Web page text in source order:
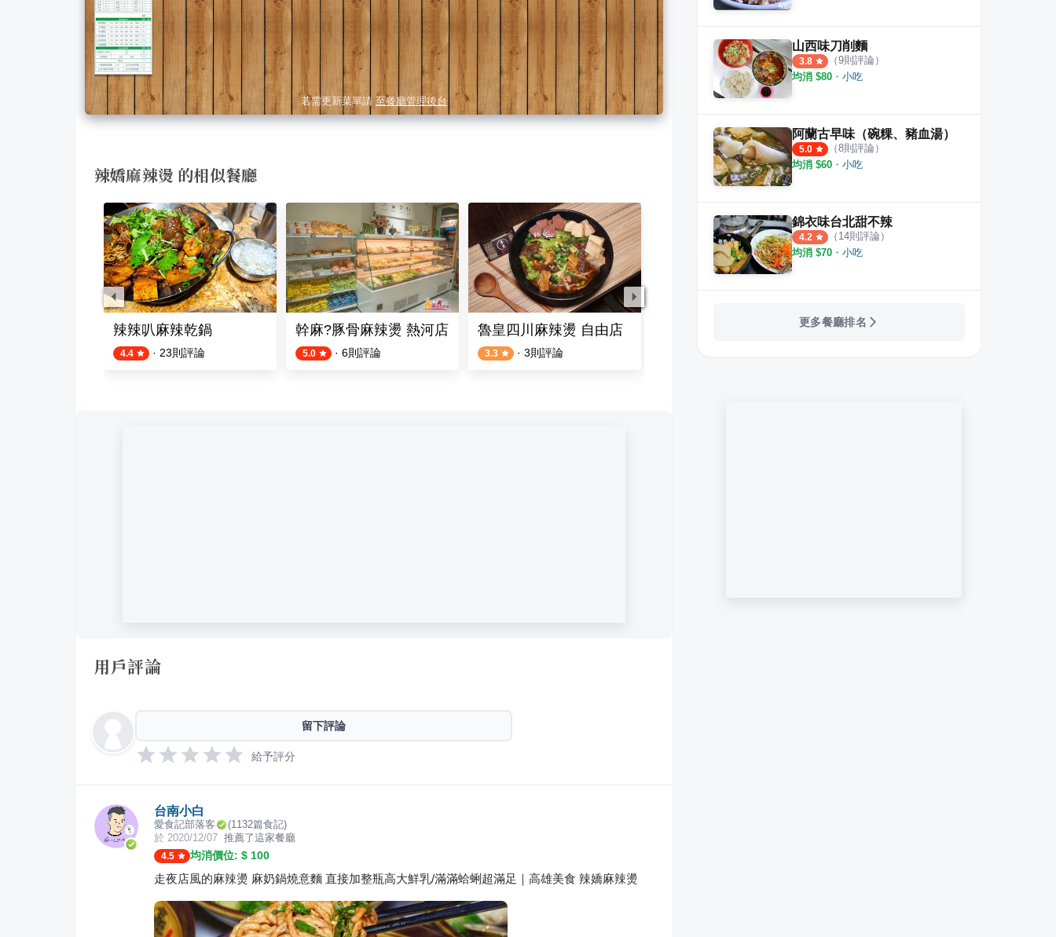
若需更新菜單請 至餐廳管理後台
辣嬌麻辣燙 的相似餐廳
辣辣叭麻辣乾鍋
4.4 · 23則評論
幹麻?豚骨麻辣燙 熱河店
5.0 · 6則評論
魯皇四川麻辣燙 自由店
3.3 · 3則評論
老四川巴蜀麻辣燙 鼓山南屏店藝麻麻 麻辣鴨血
用戶評論
留下評論
給予評分
台南小白
愛食記部落客 (1132篇食記)
於 2020/12/07 推薦了這家餐廳
4.5 均消價位: $ 100
走夜店風的麻辣燙 麻奶鍋燒意麵 直接加整瓶高大鮮乳/滿滿蛤蜊超滿足｜高雄美食 辣嬌麻辣燙
山西味刀削麵
3.8 （9則評論）
均消 $80 ・ 小吃
阿蘭古早味（碗粿、豬血湯）
5.0 （8則評論）
均消 $60 ・ 小吃
錦衣味台北甜不辣
4.2 （ 14則評論）
均消 $70 ・ 小吃
更多餐廳排名